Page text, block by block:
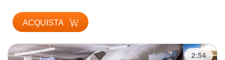
ACQUISTA
2:54